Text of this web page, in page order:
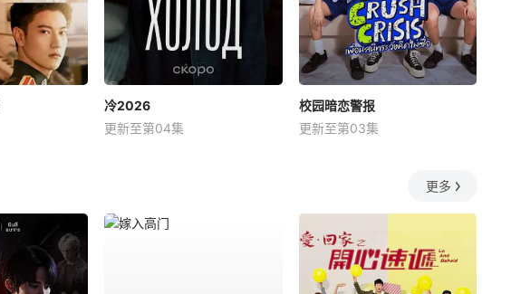
冷2026
更新至第04集
校园暗恋警报
更新至第03集
更多